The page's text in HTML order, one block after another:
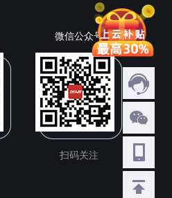
微信公众号
扫码关注